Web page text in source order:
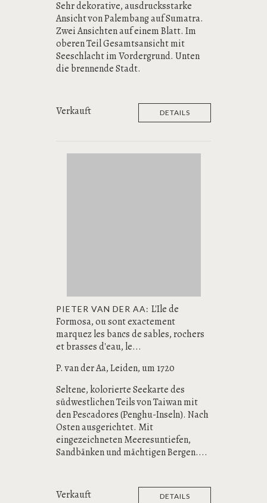
Sehr dekorative, ausdrucksstarke
Ansicht von Palembang auf Sumatra.
Zwei Ansichten auf einem Blatt. Im
oberen Teil Gesamtsansicht mit
Seeschlacht im Vordergrund. Unten
die brennende Stadt.
Verkauft DETAILS
PIETER VAN DER AA: L'Ile de
Formosa, ou sont exactement
marquez les bancs de sables, rochers
et brasses d'eau, le...
P. van der Aa, Leiden, um 1720
Seltene, kolorierte Seekarte des
südwestlichen Teils von Taiwan mit
den Pescadores (Penghu-Inseln). Nach
Osten ausgerichtet. Mit
eingezeichneten Meeresuntiefen,
Sandbänken und mächtigen Bergen....
Verkauft DETAILS